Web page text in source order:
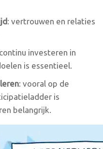
: vertrouwen en relaties
investeren in
is essentieel.
: vooral op de
is
belangrijk.